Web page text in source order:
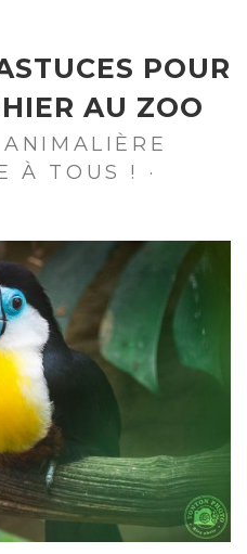
POUR
AU ZOO
À TOUS ! ·